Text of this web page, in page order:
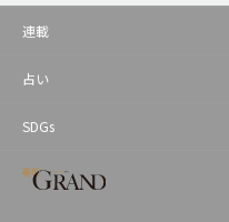
連載
占い
SDGs